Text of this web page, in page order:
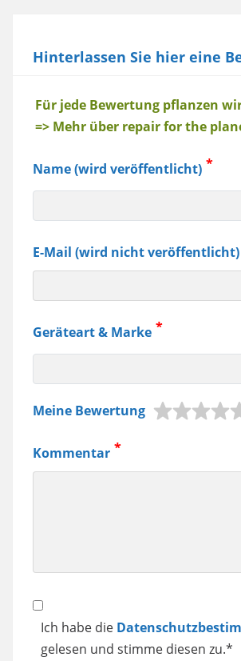
Hinterlassen Sie hier eine
Baum
Für jede Bewertung pflanzen
=> Mehr über repair for the
Name (wird veröffentlicht)
E-Mail (wird nicht veröffentlicht)
Geräteart & Marke
Jura
Samsung
Meine Bewertung
Kommentar
Datenschutz
Ich habe die
gelesen und stimme diesen zu.*